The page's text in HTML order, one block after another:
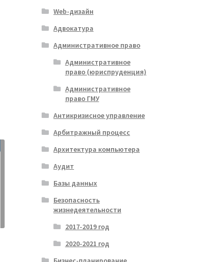
Web-дизайн
Адвокатура
Административное право
Административное
право (юриспруденция)
Административное
право ГМУ
Антикризисное управление
Арбитражный процесс
Архитектура компьютера
Аудит
Базы данных
Безопасность
жизнедеятельности
2017-2019 год
2020-2021 год